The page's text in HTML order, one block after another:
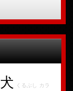
犬 くるぶし カラ